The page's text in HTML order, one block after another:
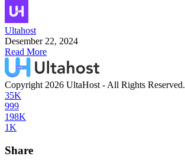
Ultahost
Desember 22, 2024
Read More
Copyright 2026 UltaHost - All Rights Reserved.
35K
999
198K
1K
Share